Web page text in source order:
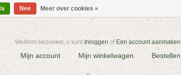
Welkom bezoeker, u kunt Inloggen of Een account aanmaken
Mijn account Mijn winkelwagen Bestellen
Nee Meer over cookies »